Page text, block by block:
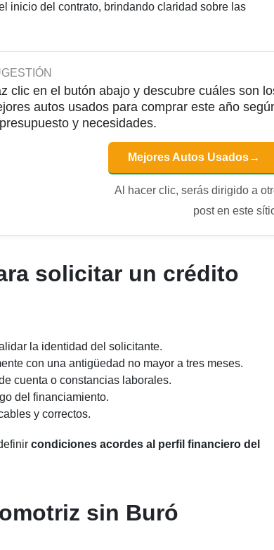
inicio del contrato, brindando claridad sobre las
clic en el butón abajo y descubre cuáles son
autos usados para comprar este año
y necesidades.
Mejores Autos Usados→
Al hacer clic, serás dirigido a
post en este
solicitar un crédito
la identidad del solicitante.
con una antigüedad no mayor a tres meses.
cuenta o constancias laborales.
del financiamiento.
y correctos.
condiciones acordes al perfil financiero del
sin Buró